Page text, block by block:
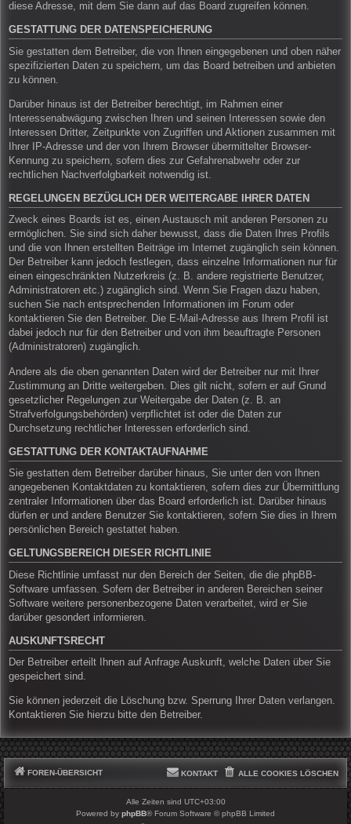
diese Adresse, mit dem Sie dann auf das Board zugreifen können.
GESTATTUNG DER DATENSPEICHERUNG
Sie gestatten dem Betreiber, die von Ihnen eingegebenen und oben näher
spezifizierten Daten zu speichern, um das Board betreiben und anbieten
zu können.
Darüber hinaus ist der Betreiber berechtigt, im Rahmen einer
Interessenabwägung zwischen Ihren und seinen Interessen sowie den
Interessen Dritter, Zeitpunkte von Zugriffen und Aktionen zusammen mit
Ihrer IP-Adresse und der von Ihrem Browser übermittelter Browser-
Kennung zu speichern, sofern dies zur Gefahrenabwehr oder zur
rechtlichen Nachverfolgbarkeit notwendig ist.
REGELUNGEN BEZÜGLICH DER WEITERGABE IHRER DATEN
Zweck eines Boards ist es, einen Austausch mit anderen Personen zu
ermöglichen. Sie sind sich daher bewusst, dass die Daten Ihres Profils
und die von Ihnen erstellten Beiträge im Internet zugänglich sein können.
Der Betreiber kann jedoch festlegen, dass einzelne Informationen nur für
einen eingeschränkten Nutzerkreis (z. B. andere registrierte Benutzer,
Administratoren etc.) zugänglich sind. Wenn Sie Fragen dazu haben,
suchen Sie nach entsprechenden Informationen im Forum oder
kontaktieren Sie den Betreiber. Die E-Mail-Adresse aus Ihrem Profil ist
dabei jedoch nur für den Betreiber und von ihm beauftragte Personen
(Administratoren) zugänglich.
Andere als die oben genannten Daten wird der Betreiber nur mit Ihrer
Zustimmung an Dritte weitergeben. Dies gilt nicht, sofern er auf Grund
gesetzlicher Regelungen zur Weitergabe der Daten (z. B. an
Strafverfolgungsbehörden) verpflichtet ist oder die Daten zur
Durchsetzung rechtlicher Interessen erforderlich sind.
GESTATTUNG DER KONTAKTAUFNAHME
Sie gestatten dem Betreiber darüber hinaus, Sie unter den von Ihnen
angegebenen Kontaktdaten zu kontaktieren, sofern dies zur Übermittlung
zentraler Informationen über das Board erforderlich ist. Darüber hinaus
dürfen er und andere Benutzer Sie kontaktieren, sofern Sie dies in Ihrem
persönlichen Bereich gestattet haben.
GELTUNGSBEREICH DIESER RICHTLINIE
Diese Richtlinie umfasst nur den Bereich der Seiten, die die phpBB-
Software umfassen. Sofern der Betreiber in anderen Bereichen seiner
Software weitere personenbezogene Daten verarbeitet, wird er Sie
darüber gesondert informieren.
AUSKUNFTSRECHT
Der Betreiber erteilt Ihnen auf Anfrage Auskunft, welche Daten über Sie
gespeichert sind.
Sie können jederzeit die Löschung bzw. Sperrung Ihrer Daten verlangen.
Kontaktieren Sie hierzu bitte den Betreiber.
FOREN-ÜBERSICHT ALLE COOKIES LÖSCHEN
KONTAKT
Alle Zeiten sind UTC+03:00
Powered by phpBB® Forum Software © phpBB Limited